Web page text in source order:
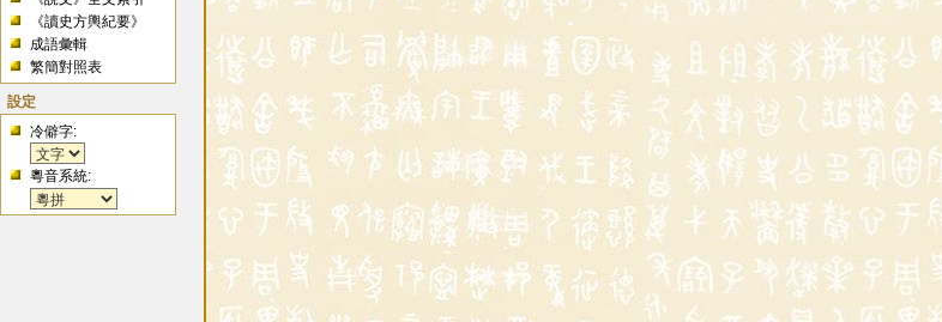
《讀史方輿紀要》
成語彙輯
繁簡對照表
設定
冷僻字:
粵音系統: